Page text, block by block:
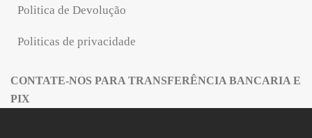
Politica de Devolução
Politicas de privacidade
CONTATE-NOS PARA TRANSFERÊNCIA BANCARIA E
PIX